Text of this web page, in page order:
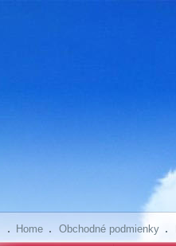
Home Obchodné podmienky